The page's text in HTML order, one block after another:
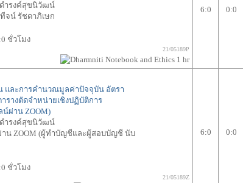
ำรงค์สุขนิวัฒน์
จน์ รัชดาภิเษก
ชั่วโมง
21/05189P
6:0 0:0
น และการคำนวณมูลค่าปัจจุบัน อัตรา
รางตัดจำหน่ายเชิงปฏิบัติการ
น์ผ่าน ZOOM)
ำรงค์สุขนิวัฒน์
น ZOOM (ผู้ทำบัญชีและผู้สอบบัญชี นับ
ชั่วโมง
21/05189Z
6:0 0:0